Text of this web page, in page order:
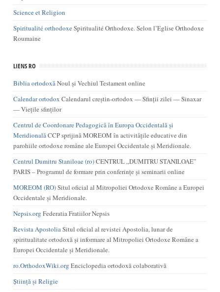
Science et Religion
Spiritualité orthodoxeSpiritualité Orthodoxe. Selon l’Eglise Orthodoxe
Roumaine
LIENS RO
Biblia ortodoxăNoul și Vechiul Testament online
Calendar ortodox Calendarul creștin-ortodox — Sfinții zilei — Sinaxar
— Viețile sfinților
Centrul de Coordonare Pedagogică în Europa Occidentală şi
MeridionalăCCP sprijină MOREOM în activităţile educative din
parohiile ortodoxe române ale Europei Occidentale şi Meridionale.
Centrul Dumitru Staniloae (ro)CENTRUL „DUMITRU STANILOAE”
PARIS – Programul de formare prin conferințe și seminarii online
MOREOM (RO)Situl oficial al Mitropoliei Ortodoxe Române a Europei
Occidentale și Meridionale.
Nepsis.org Federatia Fratiilor Nepsis
Revista ApostoliaSitul oficial al revistei Apostolia, lunar de
spiritualitate ortodoxă și informare al Mitropoliei Ortodoxe Române a
Europei Occidentale și Meridionale.
ro.OrthodoxWiki.org Enciclopedia ortodoxă colaborativă
Știință și Religie